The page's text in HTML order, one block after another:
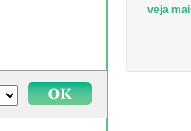
veja